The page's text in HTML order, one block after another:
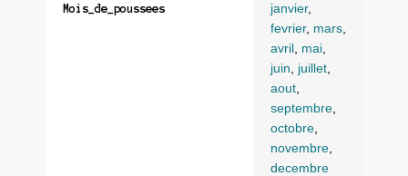
Mois_de_poussees janvier,
fevrier, mars
avril
mai
juin
juillet
aout
septembre
octobre
novembre
decembre